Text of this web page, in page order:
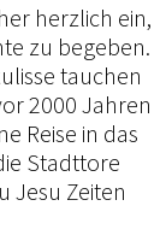
herzlich ein,
zu begeben.
tauchen
2000 Jahren
Reise in das
Stadttore
Jesu Zeiten